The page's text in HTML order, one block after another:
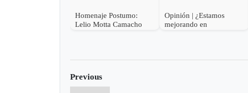
Homenaje Postumo:
Lelio Motta Camacho
Opinión | ¿Estamos
mejorando en
Previous